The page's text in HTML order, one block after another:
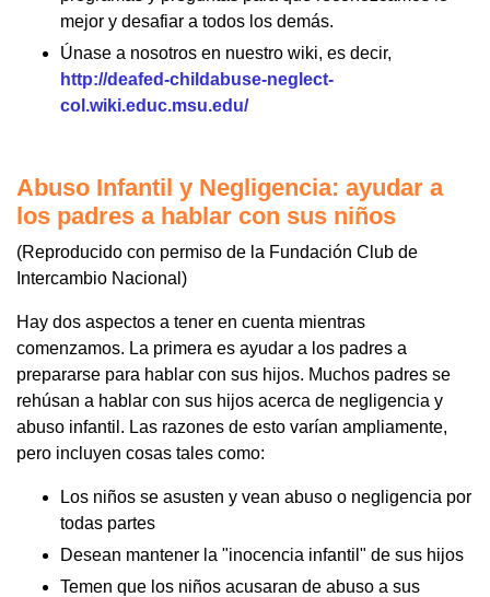
mejor y desafiar a todos los demás.
Únase a nosotros en nuestro wiki, es decir,
http://deafed-childabuse-neglect-
col.wiki.educ.msu.edu/
Abuso Infantil y Negligencia: ayudar a
los padres a hablar con sus niños
(Reproducido con permiso de la Fundación Club de
Intercambio Nacional)
Hay dos aspectos a tener en cuenta mientras
comenzamos. La primera es ayudar a los padres a
prepararse para hablar con sus hijos. Muchos padres se
rehúsan a hablar con sus hijos acerca de negligencia y
abuso infantil. Las razones de esto varían ampliamente,
pero incluyen cosas tales como:
Los niños se asusten y vean abuso o negligencia por
todas partes
Desean mantener la "inocencia infantil" de sus hijos
Temen que los niños acusaran de abuso a sus